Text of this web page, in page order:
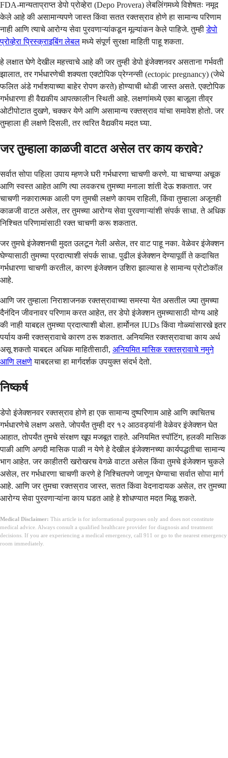
FDA-मान्यताप्राप्त डेपो प्रोव्हेरा (Depo Provera) लेबलिंगमध्ये विशेषतः नमूद
केले आहे की असामान्यपणे जास्त किंवा सतत रक्तस्राव होणे हा सामान्य परिणाम
नाही आणि त्याचे आरोग्य सेवा पुरवणाऱ्यांकडून मूल्यांकन केले पाहिजे. तुम्हीडेपो
प्रोव्हेरा प्रिस्क्राइबिंग लेबलमध्ये संपूर्ण सुरक्षा माहिती पाहू शकता.
हे लक्षात घेणे देखील महत्त्वाचे आहे की जर तुम्ही डेपो इंजेक्शनवर असताना गर्भवती
झालात, तर गर्भधारणेची शक्यता एक्टोपिक प्रेग्नन्सी (ectopic pregnancy) (जेथे
फलित अंडे गर्भाशयाच्या बाहेर रोपण करते) होण्याची थोडी जास्त असते. एक्टोपिक
गर्भधारणा ही वैद्यकीय आपत्कालीन स्थिती आहे. लक्षणांमध्ये एका बाजूला तीव्र
ओटीपोटात दुखणे, चक्कर येणे आणि असामान्य रक्तस्राव यांचा समावेश होतो. जर
तुम्हाला ही लक्षणे दिसली, तर त्वरित वैद्यकीय मदत घ्या.
जर तुम्हाला काळजी वाटत असेल तर काय करावे?
सर्वात सोपा पहिला उपाय म्हणजे घरी गर्भधारणा चाचणी करणे. या चाचण्या अचूक
आणि स्वस्त आहेत आणि त्या लवकरच तुमच्या मनाला शांती देऊ शकतात. जर
चाचणी नकारात्मक आली पण तुमची लक्षणे कायम राहिली, किंवा तुम्हाला अजूनही
काळजी वाटत असेल, तर तुमच्या आरोग्य सेवा पुरवणाऱ्यांशी संपर्क साधा. ते अधिक
निश्चित परिणामांसाठी रक्त चाचणी करू शकतात.
जर तुमचे इंजेक्शनची मुदत उलटून गेली असेल, तर वाट पाहू नका. वेळेवर इंजेक्शन
घेण्यासाठी तुमच्या प्रदात्याशी संपर्क साधा. पुढील इंजेक्शन देण्यापूर्वी ते कदाचित
गर्भधारणा चाचणी करतील, कारण इंजेक्शन उशिरा झाल्यास हे सामान्य प्रोटोकॉल
आहे.
आणि जर तुम्हाला निराशाजनक रक्तस्रावाच्या समस्या येत असतील ज्या तुमच्या
दैनंदिन जीवनावर परिणाम करत आहेत, तर डेपो इंजेक्शन तुमच्यासाठी योग्य आहे
की नाही याबद्दल तुमच्या प्रदात्याशी बोला. हार्मोनल IUDs किंवा गोळ्यांसारखे इतर
पर्याय कमी रक्तस्रावाचे कारण ठरू शकतात. अनियमित रक्तस्रावाचा काय अर्थ
असू शकतो याबद्दल अधिक माहितीसाठी, अनियमित मासिक रक्तस्रावाचे नमुने
आणि लक्षणेयाबद्दलचा हा मार्गदर्शक उपयुक्त संदर्भ देतो.
निष्कर्ष
डेपो इंजेक्शनवर रक्तस्राव होणे हा एक सामान्य दुष्परिणाम आहे आणि क्वचितच
गर्भधारणेचे लक्षण असते. जोपर्यंत तुम्ही दर १२ आठवड्यांनी वेळेवर इंजेक्शन घेत
आहात, तोपर्यंत तुमचे संरक्षण खूप मजबूत राहते. अनियमित स्पॉटिंग, हलकी मासिक
पाळी आणि अगदी मासिक पाळी न येणे हे देखील इंजेक्शनच्या कार्यपद्धतीचा सामान्य
भाग आहेत. जर काहीतरी खरोखरच वेगळे वाटत असेल किंवा तुमचे इंजेक्शन चुकले
असेल, तर गर्भधारणा चाचणी करणे हे निश्चितपणे जाणून घेण्याचा सर्वात सोपा मार्ग
आहे. आणि जर तुमचा रक्तस्राव जास्त, सतत किंवा वेदनादायक असेल, तर तुमच्या
आरोग्य सेवा पुरवणाऱ्यांना काय घडत आहे हे शोधण्यात मदत मिळू शकते.
Medical Disclaimer: This article is for informational purposes only and does not constitute
medical advice. Always consult a qualified healthcare provider for diagnosis and treatment
decisions. If you are experiencing a medical emergency, call 911 or go to the nearest emergency
room immediately.